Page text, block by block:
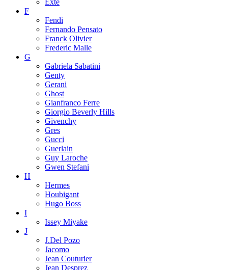
Exte
F
Fendi
Fernando Pensato
Franck Olivier
Frederic Malle
G
Gabriela Sabatini
Genty
Gerani
Ghost
Gianfranco Ferre
Giorgio Beverly Hills
Givenchy
Gres
Gucci
Guerlain
Guy Laroche
Gwen Stefani
H
Hermes
Houbigant
Hugo Boss
I
Issey Miyake
J
J.Del Pozo
Jacomo
Jean Couturier
Jean Desprez